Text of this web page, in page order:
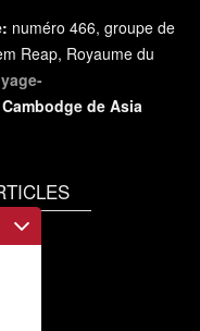
numéro 466, groupe de
Reap, Royaume du
de Asia